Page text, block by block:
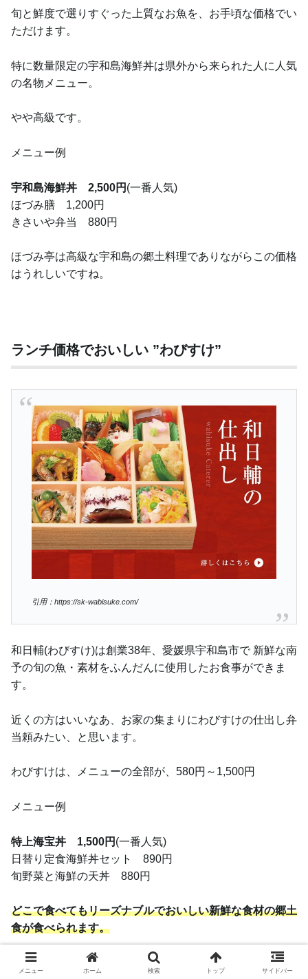
旬と鮮度で選りすぐった上質なお魚を、お手頃な価格でい
ただけます。
特に数量限定の宇和島海鮮丼は県外から来られた人に人気
の名物メニュー。
やや高級です。
メニュー例
宇和島海鮮丼 2,500円 (一番人気)
ほづみ膳 1,200円
きさいや弁当 880円
ほづみ亭は高級な宇和島の郷土料理でありながらこの価格
はうれしいですね。
ランチ価格でおいしい ”わびすけ”
引用：https://sk-wabisuke.com/
和日輔(わびすけ)は創業38年、愛媛県宇和島市で 新鮮な南
予の旬の魚・素材をふんだんに使用したお食事ができま
す。
近くの方はいいなあ、お家の集まりにわびすけの仕出し弁
当頼みたい、と思います。
わびすけは、メニューの全部が、580円～1,500円
メニュー例
特上海宝丼 1,500円 (一番人気)
日替り定食海鮮丼セット 890円
旬野菜と海鮮の天丼 880円
どこで食べてもリーズナブルでおいしい新鮮な食材の郷土
食が食べられます。
メニュー ホーム 検索 トップ サイドバー